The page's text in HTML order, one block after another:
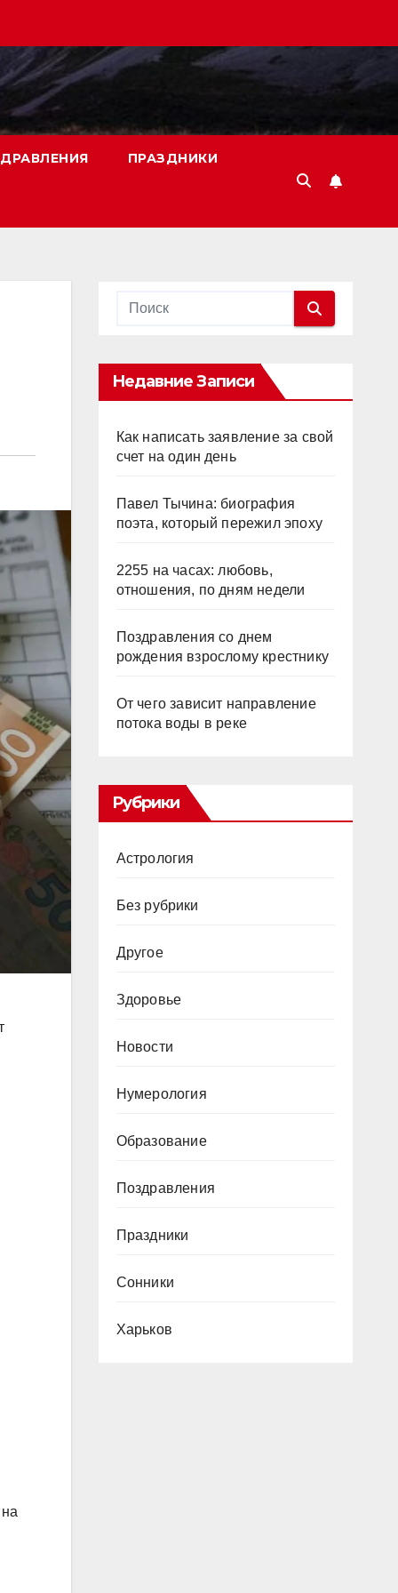
ПРАЗДНИКИ
Недавние Записи
Как написать заявление за свой
счет на один день
Павел Тычина: биография
поэта, который пережил эпоху
2255 на часах: любовь,
отношения, по дням недели
Поздравления со днем
рождения взрослому крестнику
От чего зависит направление
потока воды в реке
Рубрики
Астрология
Без рубрики
Другое
Здоровье
Новости
Нумерология
Образование
Поздравления
Праздники
Сонники
Харьков